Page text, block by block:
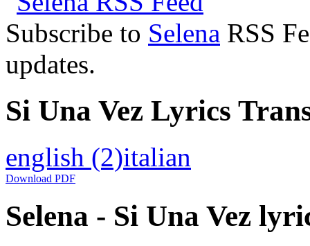
Subscribe to Selena RSS
updates.
Si Una Vez Lyrics
english (2)italian
Download PDF
Selena - Si Una Vez